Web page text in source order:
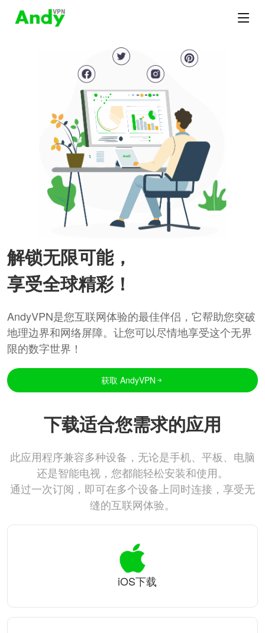
解锁无限可能，
享受全球精彩！
AndyVPN是您互联网体验的最佳伴侣，它帮助您突破
地理边界和网络屏障。让您可以尽情地享受这个无界
限的数字世界！
获取 AndyVPN
下载适合您需求的应用
此应用程序兼容多种设备，无论是手机、平板、电脑
还是智能电视，您都能轻松安装和使用。
通过一次订阅，即可在多个设备上同时连接，享受无
缝的互联网体验。
iOS下载